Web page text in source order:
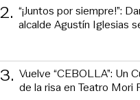
2. “¡Juntos por siempre!”:
alcalde Agustín Iglesias
3. Vuelve “CEBOLLA”: Un
de la risa en Teatro Mori